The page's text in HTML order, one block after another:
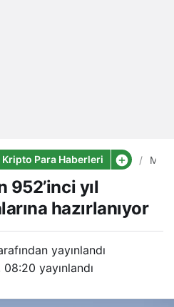
Kripto Para Haberleri
yıl
hazırlanıyor
yayınlandı
08:20 yayınlandı